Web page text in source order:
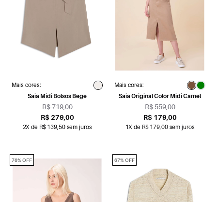
Mais cores:
Saia Midi Bolsos Bege
R$ 719,00
R$ 279,00
2X de R$ 139,50 sem juros
Mais cores:
Saia Original Color Midi Camel
R$ 559,00
R$ 179,00
1X de R$ 179,00 sem juros
76% OFF 67% OFF